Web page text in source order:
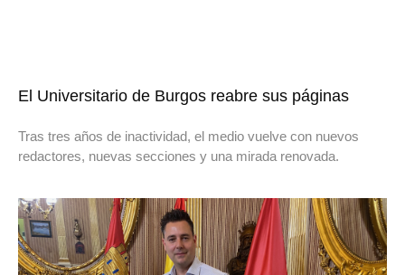
El Universitario de Burgos reabre sus páginas
Tras tres años de inactividad, el medio vuelve con nuevos
redactores, nuevas secciones y una mirada renovada.